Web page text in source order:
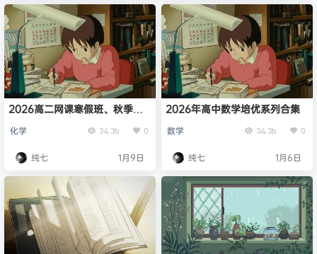
2026高二网课寒假班、秋季
化学 34.3b 0
纯七 1月9日
2026年高中数学培优系列合集
数学 34.3b 0
纯七 1月6日